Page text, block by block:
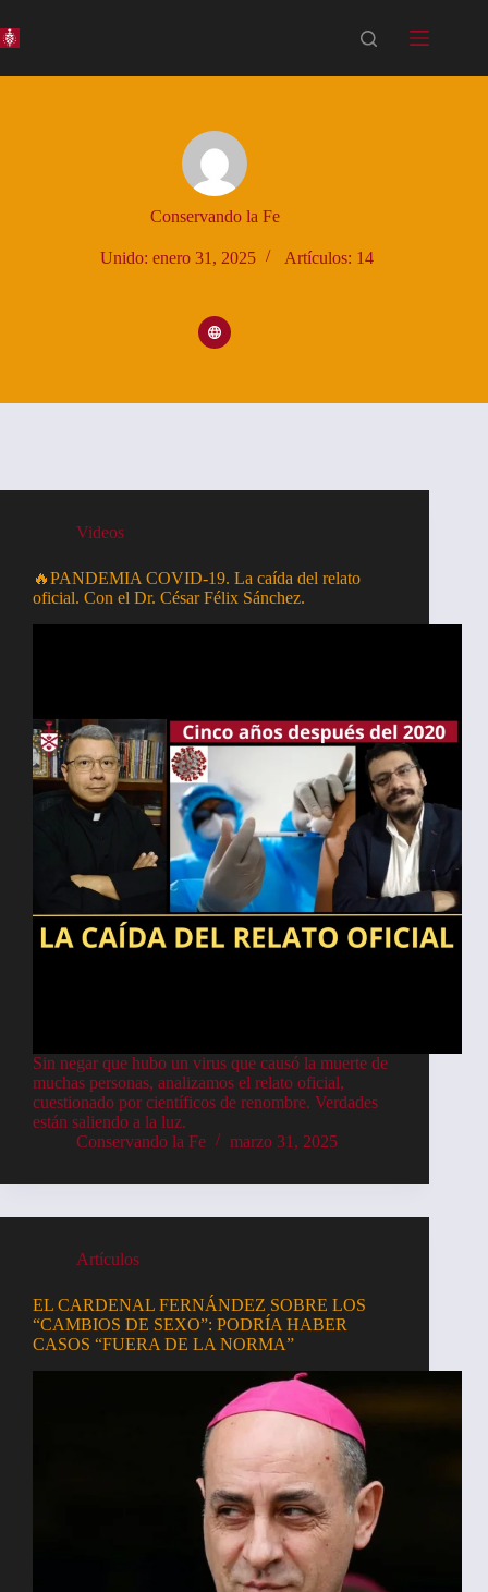
al
contenido
Conservando la Fe
Unido: enero 31, 2025 Artículos: 14
Videos
🔥PANDEMIA COVID-19. La caída del relato
oficial. Con el Dr. César Félix Sánchez.
Sin negar que hubo un virus que causó la muerte de
muchas personas, analizamos el relato oficial,
cuestionado por científicos de renombre. Verdades
están saliendo a la luz.
Conservando la Fe
marzo 31, 2025
Artículos
EL CARDENAL FERNÁNDEZ SOBRE LOS
“CAMBIOS DE SEXO”: PODRÍA HABER
CASOS “FUERA DE LA NORMA”